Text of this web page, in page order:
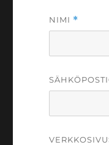
NIMI *